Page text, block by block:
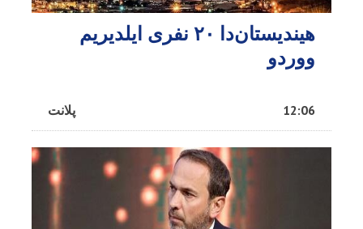
هیندیستان‌دا ۲۰ نفری ایلدیریم
ووردو
پلانت 12:06